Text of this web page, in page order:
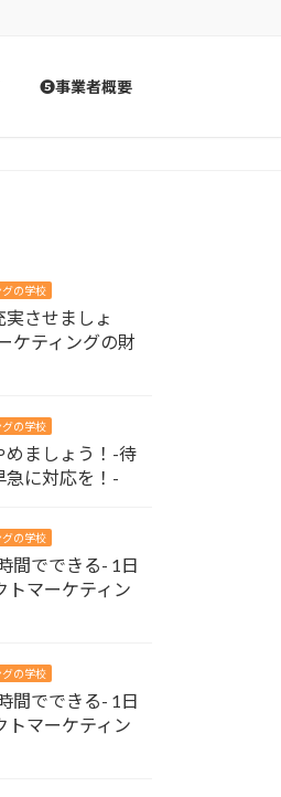
❺事業者概要
グの学校
させましょ
ケティングの財
グの学校
めましょう！-待
急に対応を！-
グの学校
間でできる- 1日
トマーケティン
グの学校
間でできる- 1日
トマーケティン